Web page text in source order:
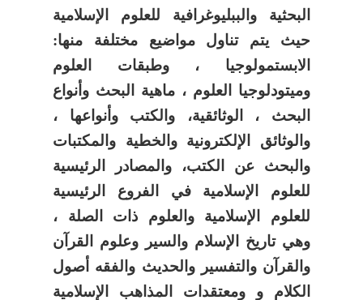
البحثية والببليوغرافية للعلوم الإسلامية
حيث يتم تناول مواضيع مختلفة منها:
الابستمولوجيا ، وطبقات العلوم
وميتودلوجيا العلوم ، ماهية البحث وأنواع
البحث ، الوثائقية، والكتب وأنواعها ،
والوثائق الإلكترونية والخطية والمكتبات
والبحث عن الكتب، والمصادر الرئيسية
للعلوم الإسلامية في الفروع الرئيسية
للعلوم الإسلامية والعلوم ذات الصلة ،
وهي تاريخ الإسلام والسير وعلوم القرآن
والقرآن والتفسير والحديث والفقه أصول
الكلام و ومعتقدات المذاهب الإسلامية